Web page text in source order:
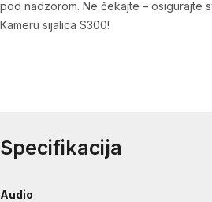
pod nadzorom. Ne čekajte – osigurajte
Kameru sijalica S300!
Specifikacija
Audio